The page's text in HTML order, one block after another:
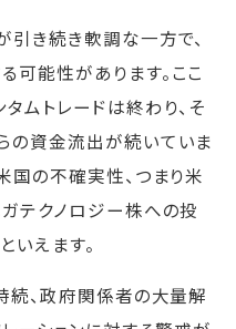
き続き軟調な一方で、
能性があります。ここ
ムトレードは終わり、そ
の資金流出が続いていま
国の不確実性、つまり米
テクノロジー株への投
えます。
続、政府関係者の大量解